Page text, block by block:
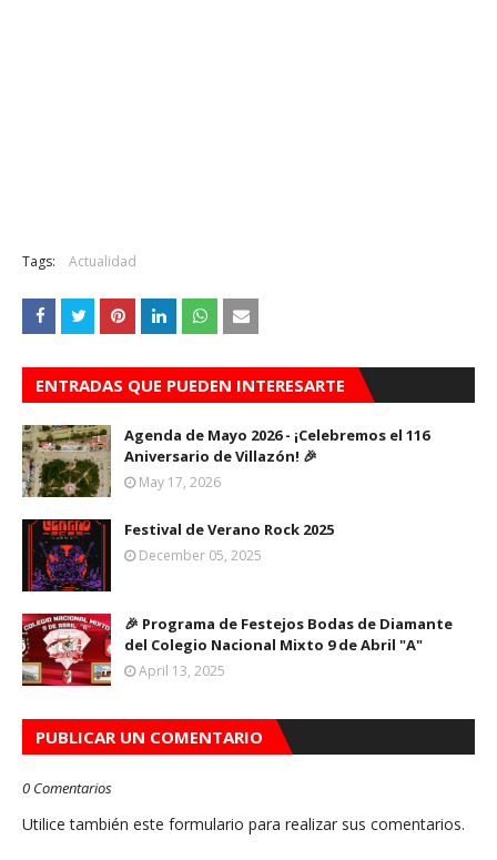
Tags: Actualidad
ENTRADAS QUE PUEDEN INTERESARTE
Agenda de Mayo 2026 - ¡Celebremos el 116
Aniversario de Villazón! 🎉
May 17, 2026
Festival de Verano Rock 2025
December 05, 2025
🎉 Programa de Festejos Bodas de Diamante
del Colegio Nacional Mixto 9 de Abril "A"
April 13, 2025
PUBLICAR UN COMENTARIO
0 Comentarios
Utilice también este formulario para realizar sus comentarios.